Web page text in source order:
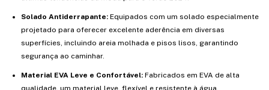
Solado Antiderrapante: Equipados com um solado especialmente
projetado para oferecer excelente aderência em diversas
superfícies, incluindo areia molhada e pisos lisos, garantindo
segurança ao caminhar.
Material EVA Leve e Confortável: Fabricados em EVA de alta
qualidade, um material leve, flexível e resistente à água,